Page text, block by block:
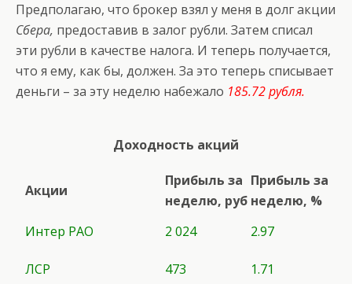
Предполагаю, что брокер взял у меня в долг акции
Сбера, предоставив в залог рубли. Затем списал
эти рубли в качестве налога. И теперь получается,
что я ему, как бы, должен. За это теперь списывает
деньги – за эту неделю набежало 185.72 рубля.
Доходность акций
Акции
Прибыль за
неделю, руб
Прибыль за
неделю, %
Интер РАО
2 024 2.97
ЛСР 473 1.71